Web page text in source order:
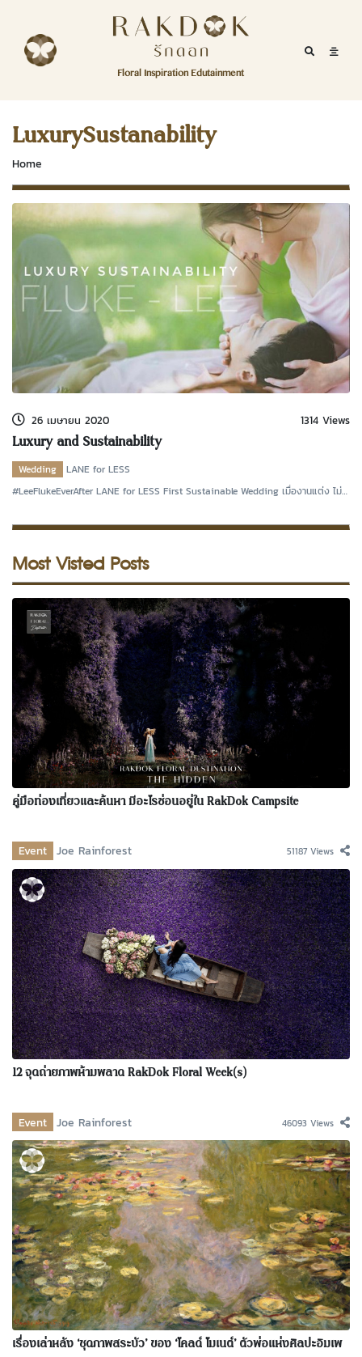
RakDok (รักดอก)
Floral Inspiration Edutainment
Mobile
RakDok
Menu
MAGAZINE
EDUTAINMENT
RAKDOK
MARKET
ABOUT
CONTACT
Channel Facebook
Twitter
Channel Youtube
LuxurySustanability
Home
26 เมษายน 2020 1314 Views
Luxury and Sustainability
Wedding
LANE for LESS
#LeeFlukeEverAfter LANE for LESS First Sustainable Wedding เมื่องานแต่ง ไม่
Most Visted Posts
คู่มือท่องเที่ยวและค้นหา มีอะไรซ่อนอยู่ใน RakDok Campsite
Event Joe Rainforest 51187 Views
12 จุดถ่ายภาพห้ามพลาด RakDok Floral Week(s)
Event Joe Rainforest 46093 Views
เรื่องเล่าหลัง ‘ชุดภาพสระบัว’ ของ ‘โคลด์ โมเนต์’ ตัวพ่อแห่งศิลปะอิมเพ